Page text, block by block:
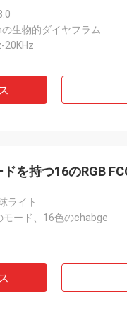
生物的ダイヤフラム
20KHz
を持つ16のRGB
ライト
モード、16色のchabge